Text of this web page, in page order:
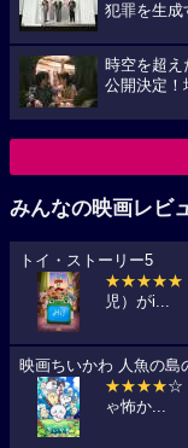
犯罪を生成
時空を超え
公開決定！
みんなの映画レビ
トイ・ストーリー5
★★★★★
児）がi...
映画ちいかわ 人魚の島
★★★★☆
ゃ怖か...